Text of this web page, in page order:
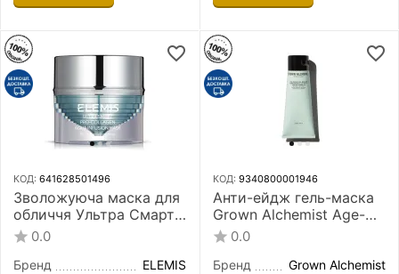
КОД: 641628501496
Зволожуюча маска для
обличчя Ультра Смарт
ELEMIS Ultra Smart Aqua
Infusion Masque 50 мл
0.0
Бренд
ELEMIS
КОД: 9340800001946
Анти-ейдж гель-маска
Grown Alchemist Age-
Repair Gel Masque 75 мл
0.0
Бренд
Grown Alchemist